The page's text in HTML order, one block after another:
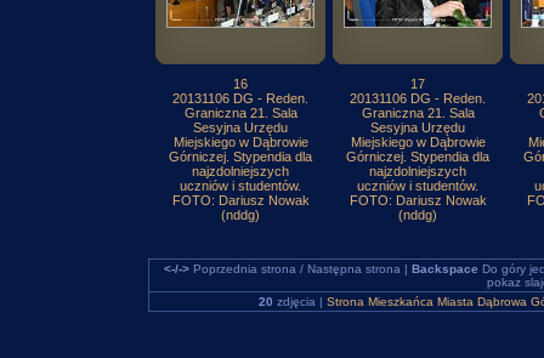
16
20131106 DG - Reden.
Graniczna 21. Sala
Sesyjna Urzędu
Miejskiego w Dąbrowie
Górniczej. Stypendia dla
najzdolniejszych
uczniów i studentów.
FOTO: Dariusz Nowak
(nddg)
17
20131106 DG - Reden.
Graniczna 21. Sala
Sesyjna Urzędu
Miejskiego w Dąbrowie
Górniczej. Stypendia dla
najzdolniejszych
uczniów i studentów.
FOTO: Dariusz Nowak
(nddg)
<-/->Poprzednia strona / Następna strona | Backspace Do góry
pokaz
20 zdjęcia | Strona Mieszkańca Miasta Dąbrowa